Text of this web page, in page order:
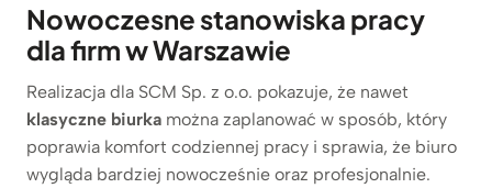
Nowoczesne stanowiska pracy
dla firm w Warszawie
Realizacja dla SCM Sp. z o.o. pokazuje, że nawet
klasyczne biurka można zaplanować w sposób, który
poprawia komfort codziennej pracy i sprawia, że biuro
wygląda bardziej nowocześnie oraz profesjonalnie.